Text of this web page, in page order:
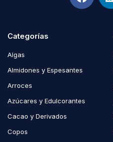
Categorías
Algas
Almidones y Espesantes
Arroces
Azúcares y Edulcorantes
Cacao y Derivados
Copos